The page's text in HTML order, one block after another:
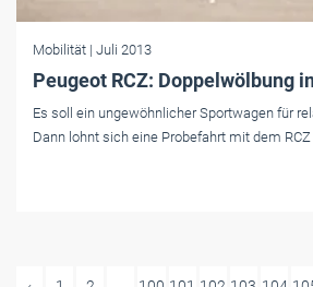
Mobilität | Juli 2013
Peugeot RCZ: Doppelwölbung
Es soll ein ungewöhnlicher Sportwagen für
Dann lohnt sich eine Probefahrt mit dem RCZ